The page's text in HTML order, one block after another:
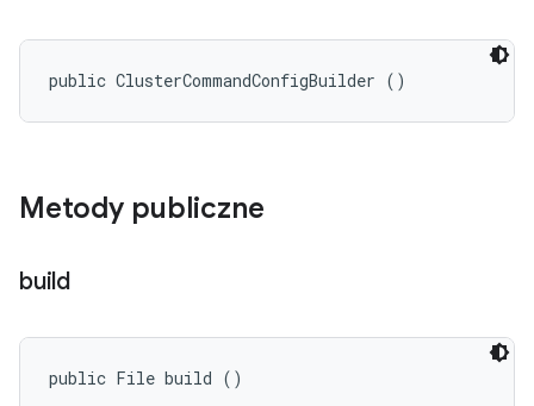
public ClusterCommandConfigBuilder ()
Metody publiczne
build
public File build ()